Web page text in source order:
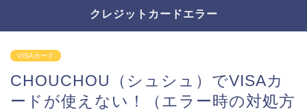
クレジットカードエラー
VISAカード
CHOUCHOU（シュシュ）でVISAカ
ードが使えない！（エラー時の対処方